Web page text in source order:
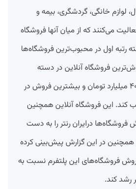
لوازم خانگی، گردشگری، بیمه و
می‌کنند که از میان آنها فروشگاه
رتبه اول در محبوب‌ترین فروشگاه‌ها
فروشگاه آنلاین در دسته
فروشگاه‌های بیش از ۴۰ میلیارد تومان و بیشترین فروش در
کند. این فروشگاه آنلاین همچنین
فروشگاه‌ها درایران‌ رنتر را به دست
همچنین در این گزارش پیش‌بینی کرده
که در سال ۹۹ فروش فروشگاه‌های این پلتفرم نسبت به